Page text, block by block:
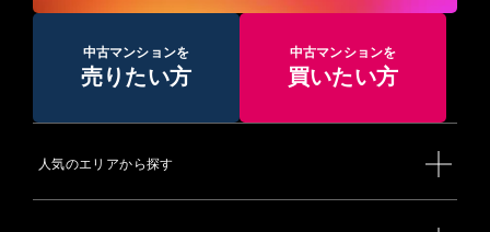
中古マンションを
売りたい方
中古マンションを
買いたい方
人気のエリアから探す